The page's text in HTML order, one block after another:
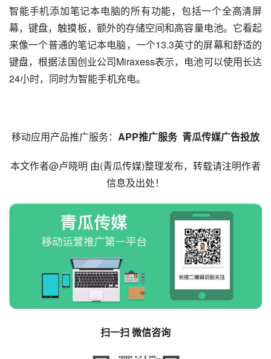
智能手机添加笔记本电脑的所有功能，包括一个全高清屏
幕，键盘，触摸板，额外的存储空间和高容量电池。它看起
来像一个普通的笔记本电脑，一个13.3英寸的屏幕和舒适的
键盘，根据法国创业公司Miraxess表示，电池可以使用长达
24小时，同时为智能手机充电。
移动应用产品推广服务： APP推广服务 青瓜传媒广告投放
本文作者@卢晓明 由(青瓜传媒)整理发布，转载请注明作者
信息及出处！
扫一扫 微信咨询